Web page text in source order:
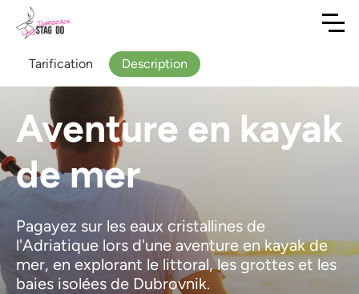
Aventure en kayak
de mer
Pagayez sur les eaux cristallines de
l'Adriatique lors d'une aventure en kayak de
mer, en explorant le littoral, les grottes et les
baies isolées de Dubrovnik.
Tarification Description